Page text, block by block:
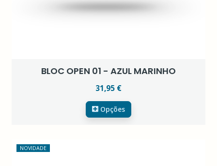
BLOC OPEN 01 - AZUL MARINHO
31,95 €
Opções
NOVIDADE